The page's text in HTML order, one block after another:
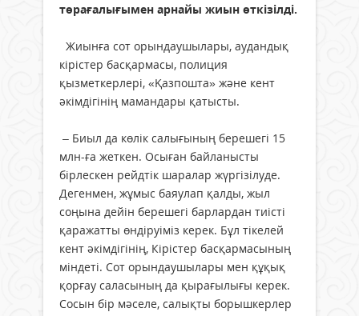
төрағалығымен арнайы жиын өткізілді.
Жиынға сот орындаушылары, аудандық
кірістер басқармасы, полиция
қызметкерлері, «Қазпошта» және кент
әкімдігінің мамандары қатысты.
– Биыл да көлік салығының берешегі 15
млн-ға жеткен. Осыған байланысты
бірлескен рейдтік шаралар жүргізілуде.
Дегенмен, жұмыс баяулап қалды, жыл
соңына дейін берешегі барлардан тиісті
қаражатты өндіруіміз керек. Бұл тікелей
кент әкімдігінің, Кірістер басқармасының
міндеті. Сот орындаушылары мен құқық
қорғау саласының да қырағылығы керек.
Сосын бір мәселе, салықты борышкерлер